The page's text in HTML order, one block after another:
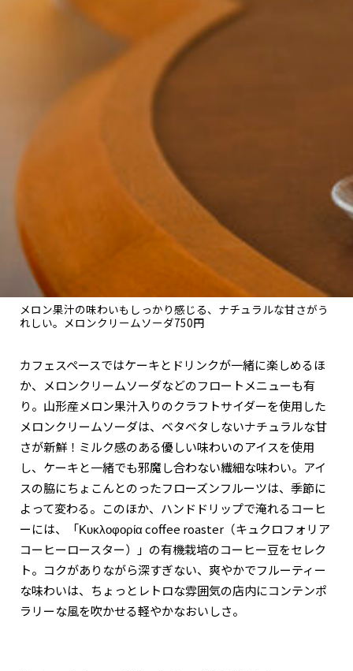
メロン果汁の味わいもしっかり感じる、ナチュラルな甘さがう
れしい。メロンクリームソーダ750円
カフェスペースではケーキとドリンクが一緒に楽しめるほ
か、メロンクリームソーダなどのフロートメニューも有
り。山形産メロン果汁入りのクラフトサイダーを使用した
メロンクリームソーダは、ベタベタしないナチュラルな甘
さが新鮮！ミルク感のある優しい味わいのアイスを使用
し、ケーキと一緒でも邪魔し合わない繊細な味わい。アイ
スの脇にちょこんとのったフローズンフルーツは、季節に
よって変わる。このほか、ハンドドリップで淹れるコーヒ
ーには、「Κυκλοφορία coffee roaster（キュクロフォリア
コーヒーロースター）」の有機栽培のコーヒー豆をセレク
ト。コクがありながら深すぎない、爽やかでフルーティー
な味わいは、ちょっとレトロな雰囲気の店内にコンテンポ
ラリーな風を吹かせる軽やかなおいしさ。